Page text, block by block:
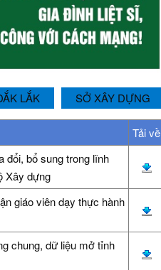
SỞ XÂY DỰNG
LẮK
Tải về
đổi, bổ sung trong lĩnh
Xây dựng
giáo viên dạy thực hành
chung, dữ liệu mở tỉnh